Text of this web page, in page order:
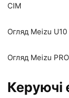
СІМ
Огляд Meizu
Огляд Meizu
Керуючі